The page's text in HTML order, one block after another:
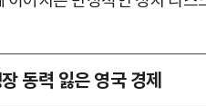
동력 잃은 영국 경제